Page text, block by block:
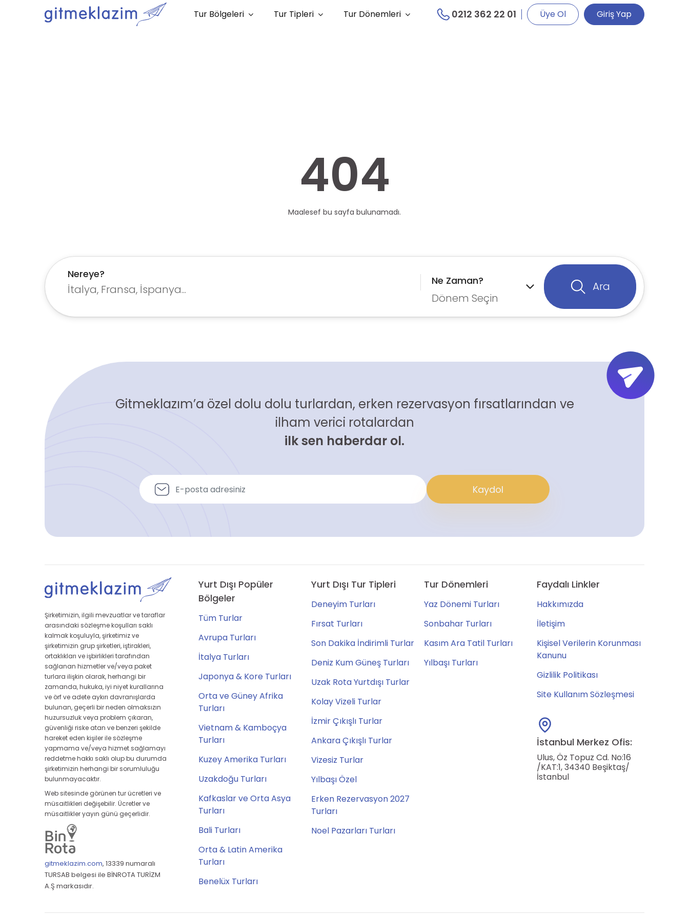
Tur Bölgeleri Tur Tipleri Tur Dönemleri 0212 362 22 01 Üye Ol Giriş Yap
404
Maalesef bu sayfa bulunamadı.
Nereye?
Ne Zaman?
Dönem Seçin
Ara
Gitmeklazım’a özel dolu dolu turlardan, erken rezervasyon fırsatlarından ve
ilham verici rotalardan
ilk sen haberdar ol.
Kaydol
Şirketimizin, ilgili mevzuatlar ve taraflar
arasındaki sözleşme koşulları saklı
kalmak koşuluyla, şirketimiz ve
şirketimizin grup şirketleri, iştirakleri,
ortaklıkları ve işbirlikleri tarafından
sağlanan hizmetler ve/veya paket
turlara ilişkin olarak, herhangi bir
zamanda, hukuka, iyi niyet kurallarına
ve örf ve adete aykırı davranışlarda
bulunan, geçerli bir neden olmaksızın
huzursuzluk veya problem çıkaran,
güvenliği riske atan ve benzeri şekilde
hareket eden kişiler ile sözleşme
yapmama ve/veya hizmet sağlamayı
reddetme hakkı saklı olup bu durumda
şirketimizin herhangi bir sorumluluğu
bulunmayacaktır.
Web sitesinde görünen tur ücretleri ve
müsaitlikleri değişebilir. Ücretler ve
müsaitlikler yayın günü geçerlidir.
gitmeklazim.com, 13339 numaralı
TURSAB belgesi ile BİNROTA TURİZM
A.Ş markasıdır.
Yurt Dışı Popüler
Bölgeler
Tüm Turlar
Avrupa Turları
İtalya Turları
Japonya & Kore Turları
Orta ve Güney Afrika
Turları
Vietnam & Kamboçya
Turları
Kuzey Amerika Turları
Uzakdoğu Turları
Kafkaslar ve Orta Asya
Turları
Bali Turları
Orta & Latin Amerika
Turları
Benelüx Turları
Yurt Dışı Tur Tipleri
Deneyim Turları
Fırsat Turları
Son Dakika İndirimli Turlar
Deniz Kum Güneş Turları
Uzak Rota Yurtdışı Turlar
Kolay Vizeli Turlar
İzmir Çıkışlı Turlar
Ankara Çıkışlı Turlar
Vizesiz Turlar
Yılbaşı Özel
Erken Rezervasyon 2027
Turları
Noel Pazarları Turları
Tur Dönemleri
Yaz Dönemi Turları
Sonbahar Turları
Kasım Ara Tatil Turları
Yılbaşı Turları
Faydalı Linkler
Hakkımızda
İletişim
Kişisel Verilerin Korunması
Kanunu
Gizlilik Politikası
Site Kullanım Sözleşmesi
İstanbul Merkez Ofis:
Ulus, Öz Topuz Cd. No:16
/KAT:1, 34340 Beşiktaş/
İstanbul